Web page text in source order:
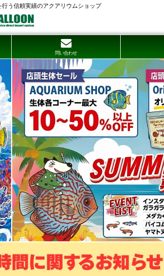
う信頼実績のアクアリウムショップ
問い合わせ